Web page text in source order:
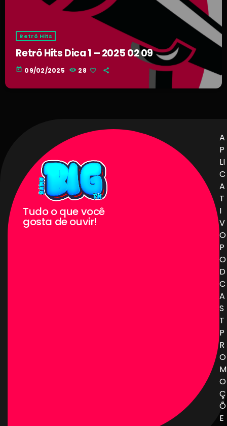
Retrô Hits
Retrô Hits Dica 1 – 2025 02 09
today 09/02/2025 28
Tudo o que você
gosta de ouvir!
A
P
LI
C
A
T
I
V
O
P
O
D
C
A
S
T
P
R
O
M
O
Ç
Õ
E